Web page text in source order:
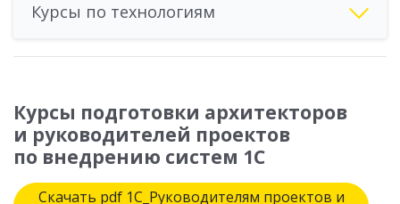
Курсы по технологиям
Курсы подготовки архитекторов
и руководителей проектов
по внедрению систем 1С
Скачать pdf 1С_Руководителям проектов и